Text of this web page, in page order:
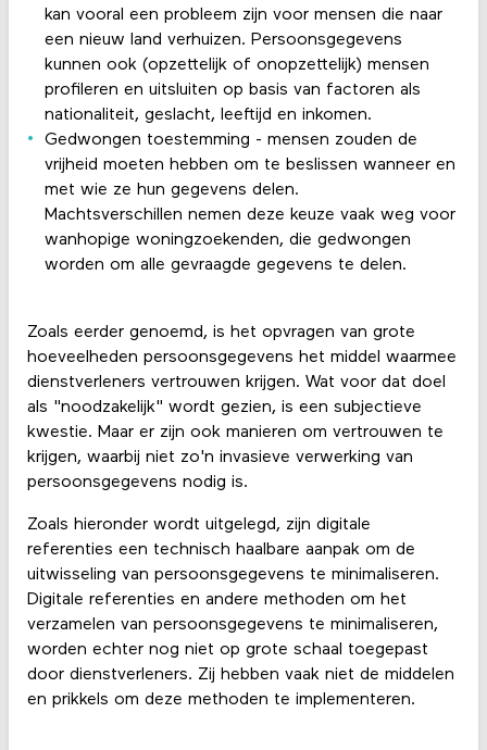
kan vooral een probleem zijn voor mensen die naar
een nieuw land verhuizen. Persoonsgegevens
kunnen ook (opzettelijk of onopzettelijk) mensen
profileren en uitsluiten op basis van factoren als
nationaliteit, geslacht, leeftijd en inkomen.
Gedwongen toestemming - mensen zouden de
vrijheid moeten hebben om te beslissen wanneer en
met wie ze hun gegevens delen.
Machtsverschillen nemen deze keuze vaak weg voor
wanhopige woningzoekenden, die gedwongen
worden om alle gevraagde gegevens te delen.
Zoals eerder genoemd, is het opvragen van grote
hoeveelheden persoonsgegevens het middel waarmee
dienstverleners vertrouwen krijgen. Wat voor dat doel
als "noodzakelijk" wordt gezien, is een subjectieve
kwestie. Maar er zijn ook manieren om vertrouwen te
krijgen, waarbij niet zo'n invasieve verwerking van
persoonsgegevens nodig is.
Zoals hieronder wordt uitgelegd, zijn digitale
referenties een technisch haalbare aanpak om de
uitwisseling van persoonsgegevens te minimaliseren.
Digitale referenties en andere methoden om het
verzamelen van persoonsgegevens te minimaliseren,
worden echter nog niet op grote schaal toegepast
door dienstverleners. Zij hebben vaak niet de middelen
en prikkels om deze methoden te implementeren.